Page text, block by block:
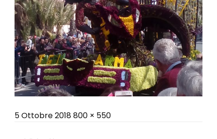
Posted
5 Ottobre 2018Full
800 × 550